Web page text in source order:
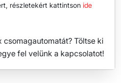
részletekért kattintson ide
csomagautomatát? Töltse ki
fel velünk a kapcsolatot!